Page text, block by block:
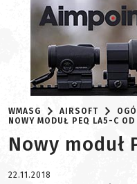
WMASG AIRSOFT
NOWY MODUŁ PEQ LA5-C OD
Nowy moduł
22.11.2018